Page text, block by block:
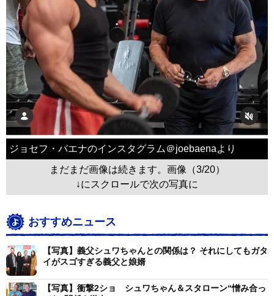
ジョセフ・バエナのインスタグラム＠joebaenaより
まだまだ画像は続きます。画像（3/20）
↓にスクロールで次の写真に
おすすめニュース
【写真】義父シュワちゃんとの関係は？ それにしてもガタ
イがスゴすぎる義父と娘婿
【写真】衝撃2ショ シュワちゃん＆スタローン“憎み合っ